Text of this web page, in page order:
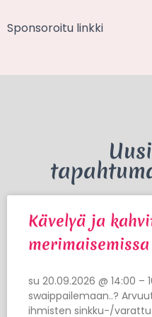
Sponsoroitu linkki
Kävelyä ja
su 20.09.2026 @ 14:00
swaippailemaan..?
ihmisten sinkku-/